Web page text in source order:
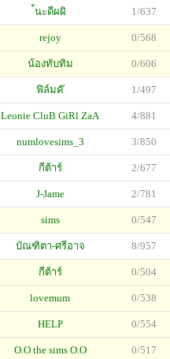
้นะดีผผิ 1/637
rejoy 0/568
น้องทับทิม 0/606
ฟิล์มค๊ 1/497
Leonie CluB GiRl ZaA 4/881
numlovesims_3 3/850
กีต้าร์ 2/677
J-Jame 2/781
sims 0/547
บัณฑิตา-ศรีอาจ 8/957
กีต้าร์ 0/504
lovemum 0/538
HELP 0/554
O.O the sims O.O 0/517